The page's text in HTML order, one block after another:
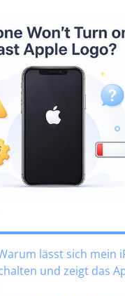
lässt sich mein
und zeigt das